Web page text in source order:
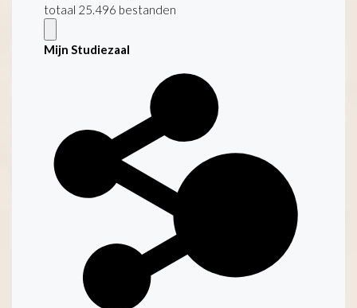
totaal 25.496 bestanden
Mijn Studiezaal